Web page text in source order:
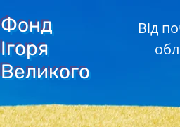
Фонд
Ігоря
Великого
Від